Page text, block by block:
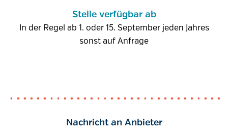
Stelle verfügbar ab
In der Regel ab 1. oder 15. September jeden Jahres
sonst auf Anfrage
Nachricht an Anbieter